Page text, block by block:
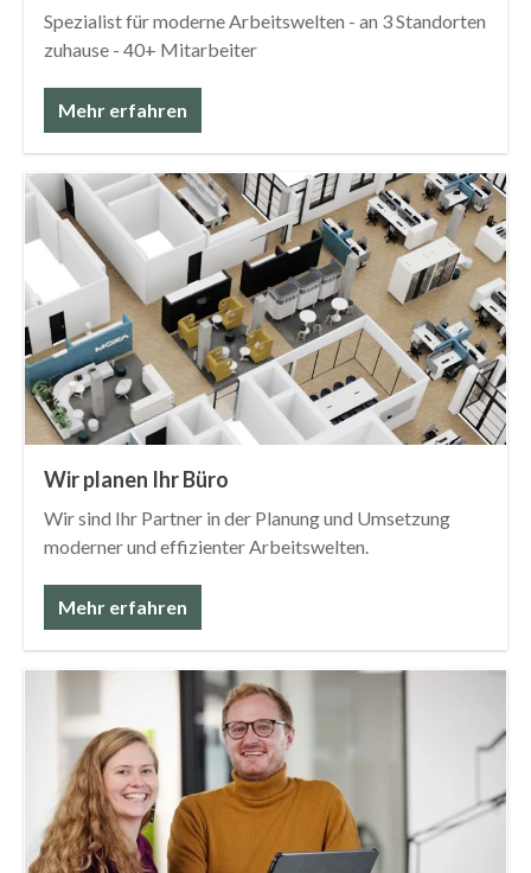
Spezialist für moderne Arbeitswelten - an 3 Standorten
zuhause - 40+ Mitarbeiter
Mehr erfahren
Wir planen Ihr Büro
Wir sind Ihr Partner in der Planung und Umsetzung
moderner und effizienter Arbeitswelten.
Mehr erfahren